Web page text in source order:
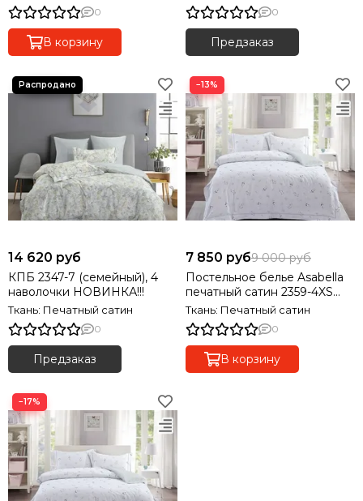
0
В корзину
0
Предзаказ
14 620 руб
КПБ 2347-7 (семейный), 4
наволочки НОВИНКА!!!
Ткань: Печатный сатин
0
Предзаказ
−13%
7 850 руб9 000 руб
Постельное белье Asabella
печатный сатин 2359-4XS
(1,5-спальный), 2 наволочки
Ткань: Печатный сатин
0
В корзину
−17%